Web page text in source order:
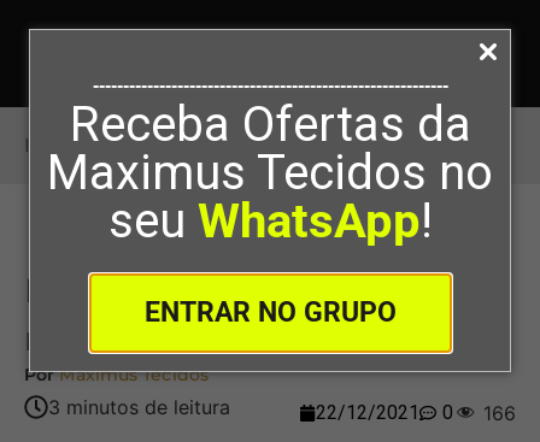
-----------------------------------------------------------
Receba Ofertas da
Maximus Tecidos no
seu WhatsApp!
ENTRAR NO GRUPO
Início>Linho é um tecido que refresca?
Linho é um tecido que
refresca?
PorMaximus Tecidos
22/12/2021 0 166